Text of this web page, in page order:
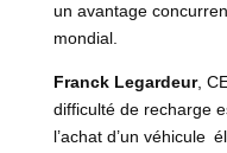
un avantage
mondial.
Franck Legardeur,
difficulté de recharge
l’achat d’un véhicule